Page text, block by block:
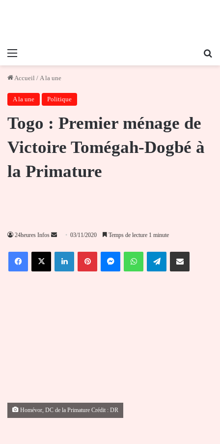
Menu
Accueil / A la une
A la une Politique
Togo : Premier ménage de
Victoire Tomégah-Dogbé à
la Primature
24heures Infos
Envoyer
courriel
03/11/2020 Temps de lecture 1 minute
FacebookX LinkedinPinterestMessengerWhatsAppTelegramPartager par email
Homévor, DC de la Primature Crédit : DR